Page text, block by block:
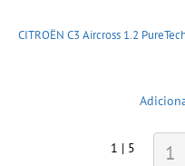
CITROËN C3 Aircross 1.2
1 | 5 1